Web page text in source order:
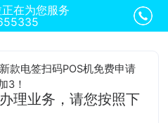
在为您服务
款电签扫码POS机免费申请
3！
理业务，请您按照下